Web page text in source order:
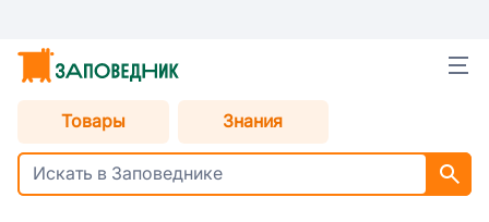
Товары Знания